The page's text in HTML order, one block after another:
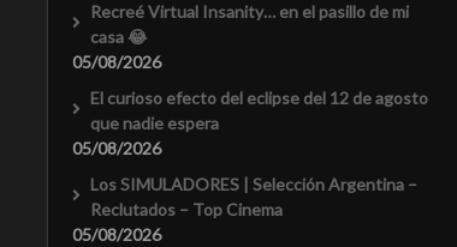
Recreé Virtual Insanity… en el pasillo de mi
casa 😂
05/08/2026
El curioso efecto del eclipse del 12 de agosto
que nadie espera
05/08/2026
Los SIMULADORES | Selección Argentina –
Reclutados – Top Cinema
05/08/2026